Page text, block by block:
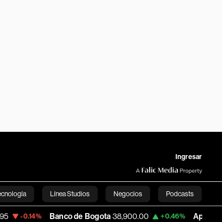
Ingresar
Línea Studios Negocios Podcasts
English
Banco de Bogota 38,900.00 +0.46% Apple 313.305